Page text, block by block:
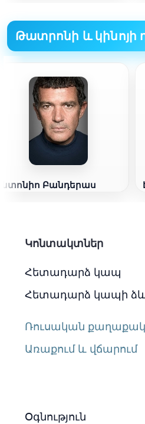
Թատրոնի և կինոյի
Բանդերաս
Կոնտակտներ
Հետադարձ կապ
Հետադարձ կապի
Ռուսական
Առաքում և վճարում
Օգնություն